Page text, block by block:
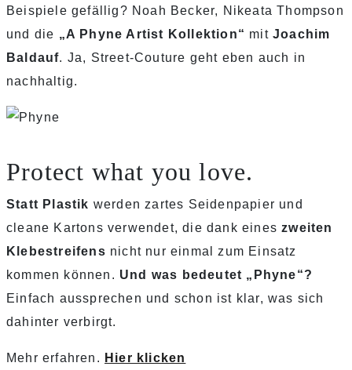
Beispiele gefällig? Noah Becker, Nikeata Thompson
und die „A Phyne Artist Kollektion“ mitJoachim
Baldauf. Ja, Street-Couture geht eben auch in
nachhaltig.
Protect what you love.
Statt Plastik werden zartes Seidenpapier und
cleane Kartons verwendet, die dank eines zweiten
Klebestreifens nicht nur einmal zum Einsatz
kommen können. Und was bedeutet „Phyne“?
Einfach aussprechen und schon ist klar, was sich
dahinter verbirgt.
Mehr erfahren. Hier klicken